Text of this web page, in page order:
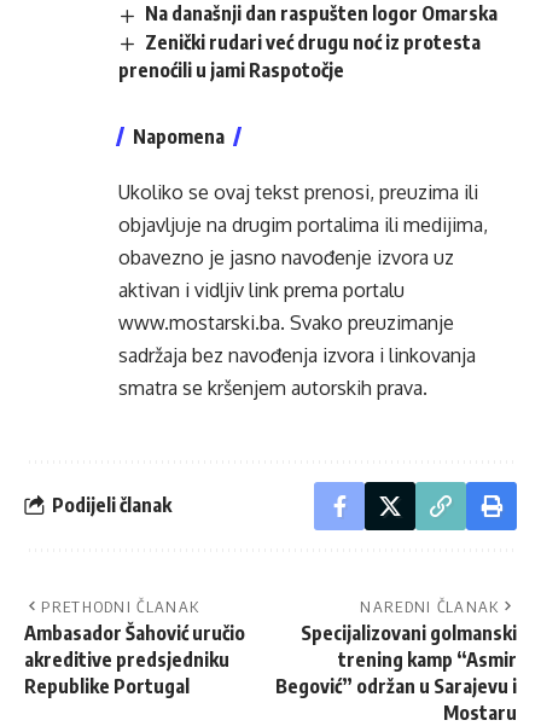
Na današnji dan raspušten logor Omarska
Zenički rudari već drugu noć iz protesta
prenoćili u jami Raspotočje
Napomena
Ukoliko se ovaj tekst prenosi, preuzima ili
objavljuje na drugim portalima ili medijima,
obavezno je jasno navođenje izvora uz
aktivan i vidljiv link prema portalu
www.mostarski.ba. Svako preuzimanje
sadržaja bez navođenja izvora i linkovanja
smatra se kršenjem autorskih prava.
Podijeli članak
PRETHODNI ČLANAK
Ambasador Šahović uručio
akreditive predsjedniku
Republike Portugal
NAREDNI ČLANAK
Specijalizovani golmanski
trening kamp “Asmir
Begović” održan u Sarajevu i
Mostaru